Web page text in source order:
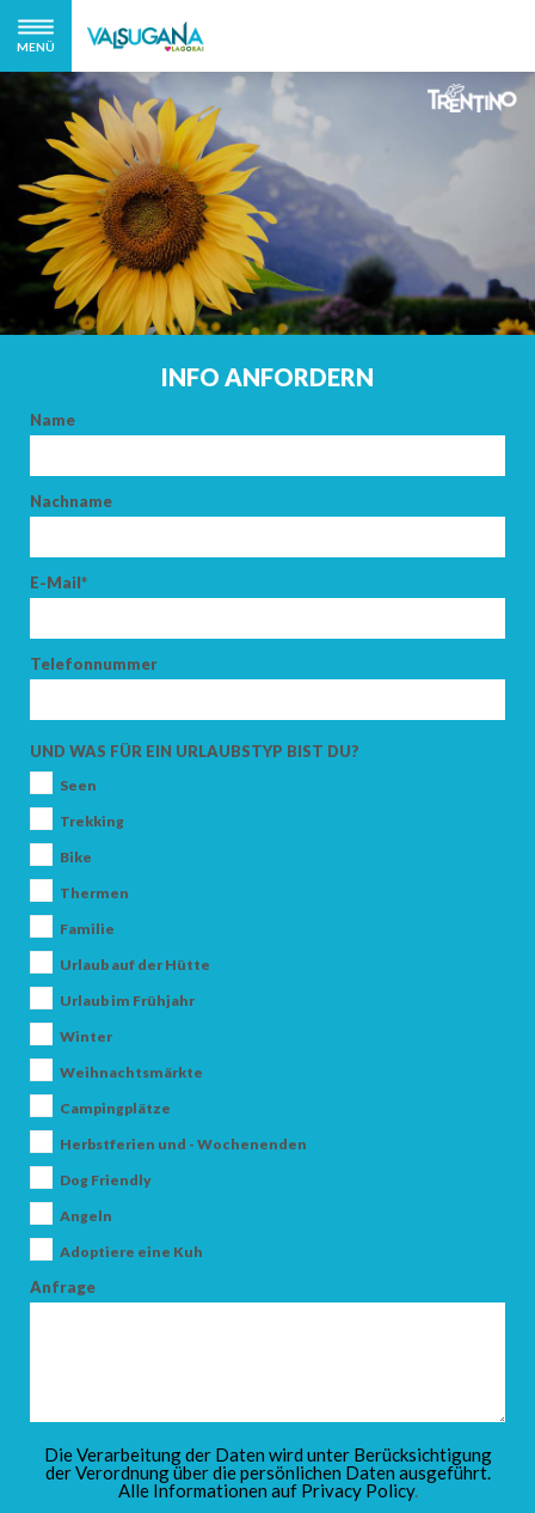
MENÜ
ANKUNFT
KINDER
INFO ANFORDERN
Name
Nachname
E-Mail*
Telefonnummer
UND WAS FÜR EIN URLAUBSTYP BIST DU?
Seen
Trekking
Bike
Thermen
Familie
Urlaub auf der Hütte
Urlaub im Frühjahr
Winter
Weihnachtsmärkte
Campingplätze
Herbstferien und - Wochenenden
Dog Friendly
Angeln
Adoptiere eine Kuh
Anfrage
Die Verarbeitung der Daten wird unter Berücksichtigung
der Verordnung über die persönlichen Daten ausgeführt.
Alle Informationen auf Privacy Policy.